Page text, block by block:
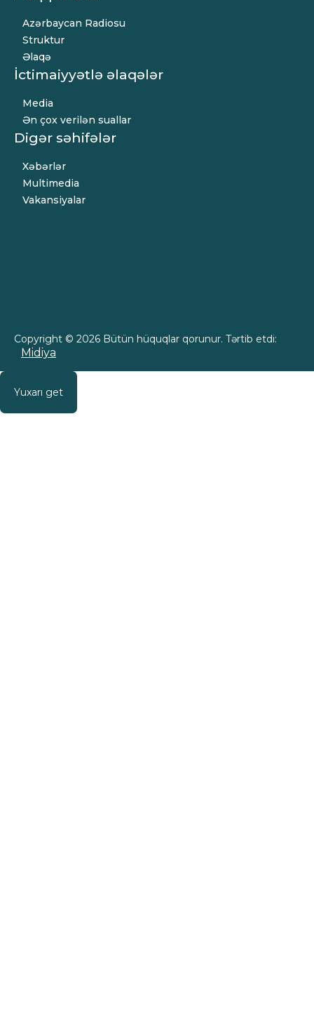
Azərbaycan Radiosu
Struktur
Əlaqə
İctimaiyyətlə əlaqələr
Media
Ən çox verilən suallar
Digər səhifələr
Xəbərlər
Multimedia
Vakansiyalar
Copyright © 2026 Bütün hüquqlar qorunur. Tərtib etdi:
Midiya
Yuxarı get